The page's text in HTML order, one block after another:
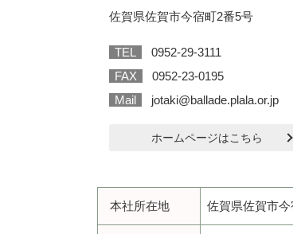
佐賀県佐賀市今宿町2番5号
TEL
0952-29-3111
FAX
0952-23-0195
Mail
jotaki@ballade.plala.or.jp
ホームページはこちら
本社所在地 佐賀県佐賀市